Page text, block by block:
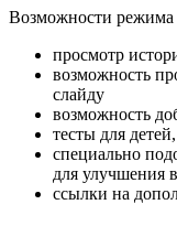
Возможности режима
просмотр
возможность
слайду
возможность
тесты для
специально
для улучшения
ссылки на